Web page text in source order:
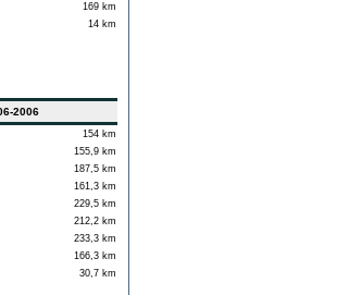
169 km
14 km
2006
154 km
155,9 km
187,5 km
161,3 km
229,5 km
212,2 km
233,3 km
166,3 km
30,7 km